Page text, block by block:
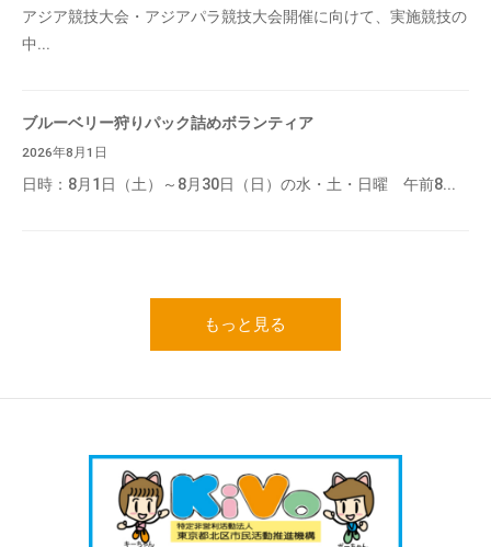
アジア競技大会・アジアパラ競技大会開催に向けて、実施競技の
中...
ブルーベリー狩りパック詰めボランティア
2026年8月1日
日時：8月1日（土）～8月30日（日）の水・土・日曜 午前8...
もっと見る